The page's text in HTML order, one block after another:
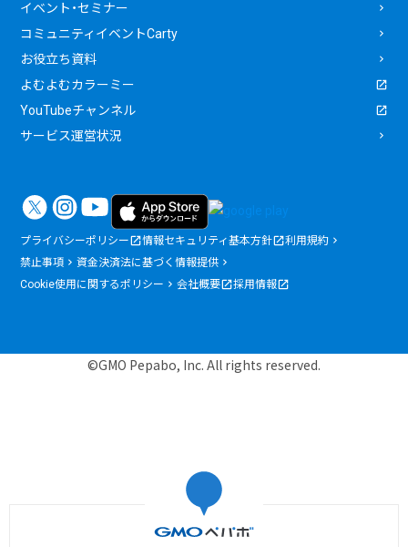
イベント・セミナー
コミュニティイベントCarty
お役立ち資料
よむよむカラーミー
YouTubeチャンネル
サービス運営状況
プライバシーポリシー 情報セキュリティ基本方針
利用規約
禁止事項
資金決済法に基づく情報提供
Cookie使用に関するポリシー
会社概要 採用情報
©GMO Pepabo, Inc. All rights reserved.